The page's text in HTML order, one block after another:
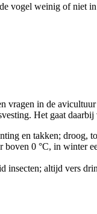
vogel weinig of niet
vragen in de
Het gaat
en takken; droog,
boven 0 °C, in
insecten; altijd vers